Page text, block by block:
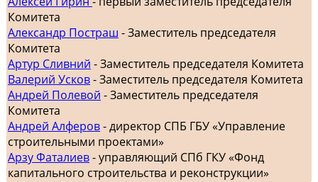
Комитета
Александр Постраш - Заместитель председателя
Комитета
Артур Сливний - Заместитель председателя Комитета
Валерий Усков- Заместитель председателя Комитета
Андрей Полевой - Заместитель председателя
Комитета
Андрей Алферов- директор СПБ ГБУ «Управление
строительными проектами»
Арзу Фаталиев- управляющий СПб ГКУ «Фонд
капитального строительства и реконструкции»